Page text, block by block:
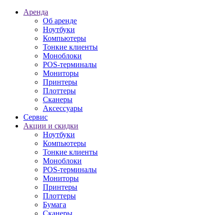
Аренда
Об аренде
Ноутбуки
Компьютеры
Тонкие клиенты
Моноблоки
POS-терминалы
Мониторы
Принтеры
Плоттеры
Сканеры
Аксессуары
Сервис
Акции и скидки
Ноутбуки
Компьютеры
Тонкие клиенты
Моноблоки
POS-терминалы
Мониторы
Принтеры
Плоттеры
Бумага
Сканеры